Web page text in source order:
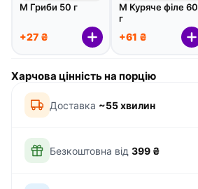
М Гриби 50 г
+27 ₴
М Куряче філе 60
г
+61 ₴
Харчова цінність на порцію
Доставка ~55 хвилин
Безкоштовна від 399 ₴